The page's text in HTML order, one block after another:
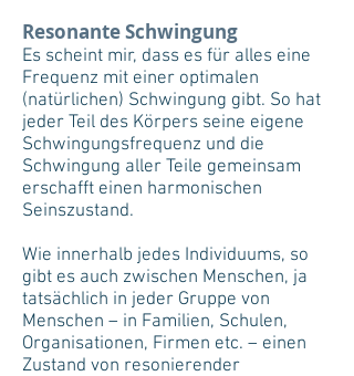
Resonante Schwingung
Es scheint mir, dass es für alles eine
Frequenz mit einer optimalen
(natürlichen) Schwingung gibt. So hat
jeder Teil des Körpers seine eigene
Schwingungsfrequenz und die
Schwingung aller Teile gemeinsam
erschafft einen harmonischen
Seinszustand.
Wie innerhalb jedes Individuums, so
gibt es auch zwischen Menschen, ja
tatsächlich in jeder Gruppe von
Menschen – in Familien, Schulen,
Organisationen, Firmen etc. – einen
Zustand von resonierender